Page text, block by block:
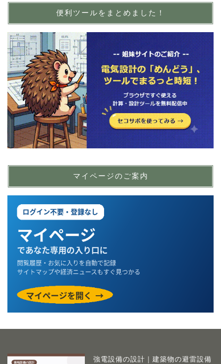
便利ツールをまとめました！
マイページのご案内
強電設備の設計｜建築物の避雷設備